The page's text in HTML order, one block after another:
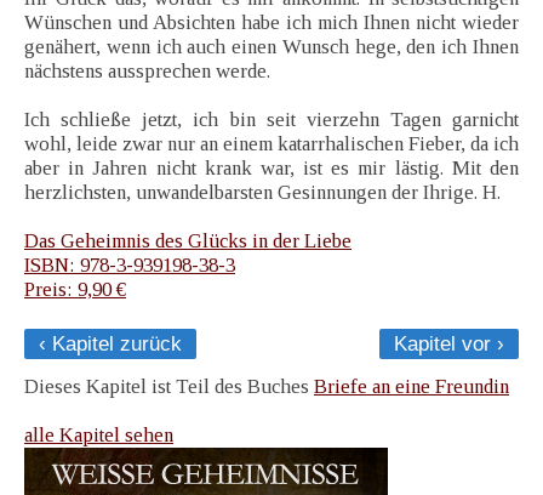
Wünschen und Absichten habe ich mich Ihnen nicht wieder
genähert, wenn ich auch einen Wunsch hege, den ich Ihnen
nächstens aussprechen werde.
Ich schließe jetzt, ich bin seit vierzehn Tagen garnicht
wohl, leide zwar nur an einem katarrhalischen Fieber, da ich
aber in Jahren nicht krank war, ist es mir lästig. Mit den
herzlichsten, unwandelbarsten Gesinnungen der Ihrige. H.
Das Geheimnis des Glücks in der Liebe
ISBN: 978-3-939198-38-3
Preis: 9,90 €
‹ Kapitel zurück
Kapitel vor ›
Dieses Kapitel ist Teil des Buches Briefe an eine Freundin
alle Kapitel sehen